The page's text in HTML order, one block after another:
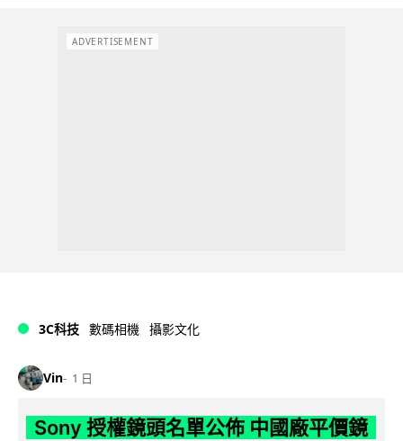
ADVERTISEMENT
3C科技 數碼相機 攝影文化
Vin 1 日
Sony 授權鏡頭名單公佈 中國廠平價鏡